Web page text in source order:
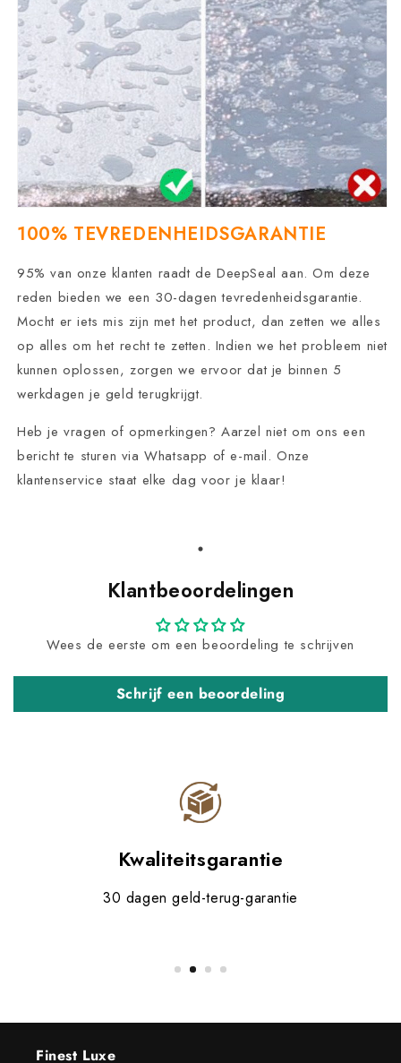
100% TEVREDENHEIDSGARANTIE
95% van onze klanten raadt de DeepSeal aan. Om deze
reden bieden we een 30-dagen tevredenheidsgarantie.
Mocht er iets mis zijn met het product, dan zetten we alles
op alles om het recht te zetten. Indien we het probleem niet
kunnen oplossen, zorgen we ervoor dat je binnen 5
werkdagen je geld terugkrijgt.
Heb je vragen of opmerkingen? Aarzel niet om ons een
bericht te sturen via Whatsapp of e-mail. Onze
klantenservice staat elke dag voor je klaar!
Klantbeoordelingen
Wees de eerste om een beoordeling te schrijven
Schrijf een beoordeling
Kwaliteitsgarantie
30 dagen geld-terug-garantie
Finest Luxe